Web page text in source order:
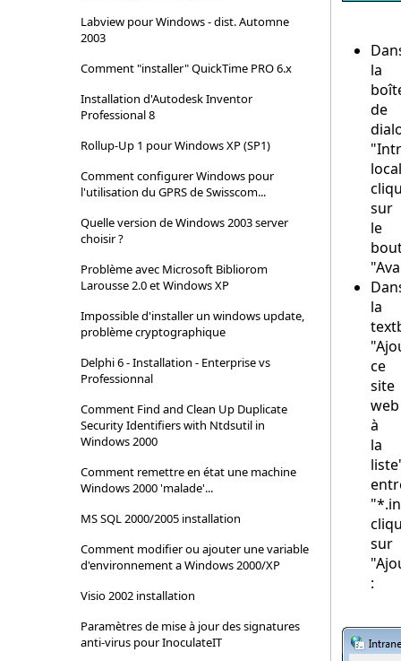
Labview pour Windows - dist. Automne
2003
Comment "installer" QuickTime PRO 6.x
Installation d'Autodesk Inventor
Professional 8
Rollup-Up 1 pour Windows XP (SP1)
Comment configurer Windows pour
l'utilisation du GPRS de Swisscom...
Quelle version de Windows 2003 server
choisir ?
Problème avec Microsoft Bibliorom
Larousse 2.0 et Windows XP
Impossible d'installer un windows update,
problème cryptographique
Delphi 6 - Installation - Enterprise vs
Professionnal
Comment Find and Clean Up Duplicate
Security Identifiers with Ntdsutil in
Windows 2000
Comment remettre en état une machine
Windows 2000 'malade'...
MS SQL 2000/2005 installation
Comment modifier ou ajouter une variable
d'environnement a Windows 2000/XP
Visio 2002 installation
Paramètres de mise à jour des signatures
anti-virus pour InoculateIT
la
de
sur
le
la
ce
site
web
à
la
sur
: